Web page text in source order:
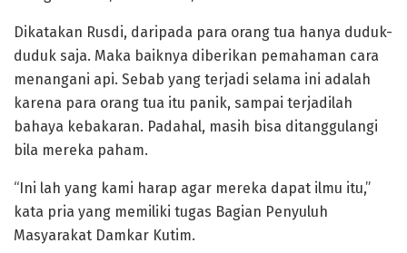
Dikatakan Rusdi, daripada para orang tua hanya duduk-
duduk saja. Maka baiknya diberikan pemahaman cara
menangani api. Sebab yang terjadi selama ini adalah
karena para orang tua itu panik, sampai terjadilah
bahaya kebakaran. Padahal, masih bisa ditanggulangi
bila mereka paham.
“Ini lah yang kami harap agar mereka dapat ilmu itu,”
kata pria yang memiliki tugas Bagian Penyuluh
Masyarakat Damkar Kutim.